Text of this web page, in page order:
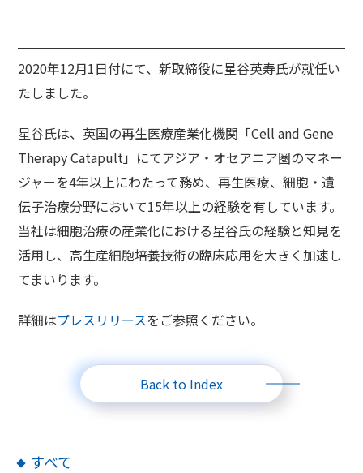
2020年12月1日付にて、新取締役に星谷英寿氏が就任い
たしました。
星谷氏は、英国の再生医療産業化機関「Cell and Gene
Therapy Catapult」にてアジア・オセアニア圏のマネー
ジャーを4年以上にわたって務め、再生医療、細胞・遺
伝子治療分野において15年以上の経験を有しています。
当社は細胞治療の産業化における星谷氏の経験と知見を
活用し、高生産細胞培養技術の臨床応用を大きく加速し
てまいります。
詳細はプレスリリースをご参照ください。
Back to Index
すべて